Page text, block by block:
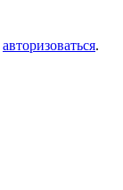
авторизоваться.